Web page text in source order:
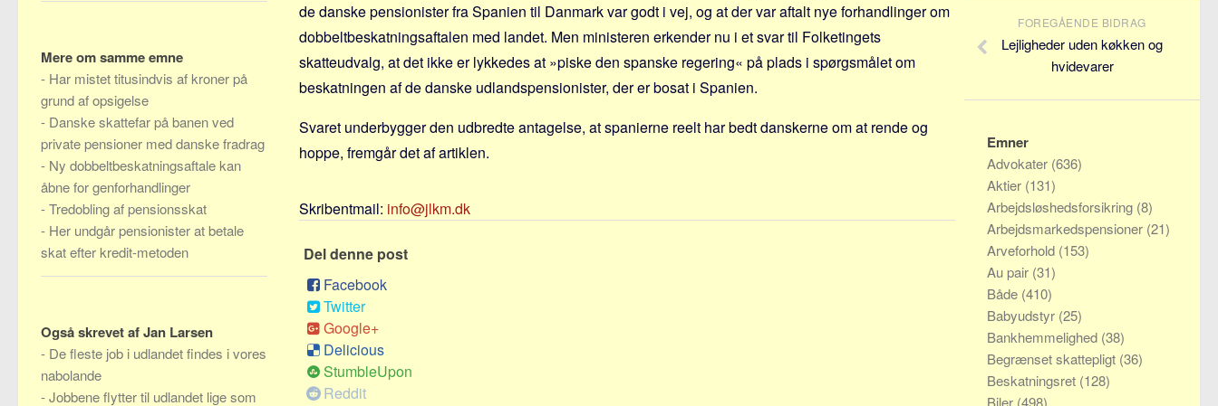
de danske pensionister fra Spanien til Danmark var godt i vej, og at der var aftalt nye forhandlinger om
dobbeltbeskatningsaftalen med landet. Men ministeren erkender nu i et svar til Folketingets
skatteudvalg, at det ikke er lykkedes at »piske den spanske regering« på plads i spørgsmålet om
beskatningen af de danske udlandspensionister, der er bosat i Spanien.
Svaret underbygger den udbredte antagelse, at spanierne reelt har bedt danskerne om at rende og
hoppe, fremgår det af artiklen.
Skribentmail: info@jlkm.dk
Del denne post
Facebook
Twitter
Google+
Delicious
StumbleUpon
Reddit
Mere om samme emne
- Har mistet titusindvis af kroner på
grund af opsigelse
- Danske skattefar på banen ved
private pensioner med danske fradrag
- Ny dobbeltbeskatningsaftale kan
åbne for genforhandlinger
-Tredobling af pensionsskat
- Her undgår pensionister at betale
skat efter kredit-metoden
Også skrevet af Jan Larsen
- De fleste job i udlandet findes i vores
nabolande
-Jobbene flytter til udlandet lige som
FOREGÅENDE BIDRAG
Lejligheder uden køkken og
hvidevarer
Emner
Advokater (636)
Aktier (131)
Arbejdsløshedsforsikring (8)
Arbejdsmarkedspensioner (21)
Arveforhold (153)
Au pair (31)
Både (410)
Babyudstyr (25)
Bankhemmelighed (38)
Begrænset skattepligt (36)
Beskatningsret (128)
Biler (498)